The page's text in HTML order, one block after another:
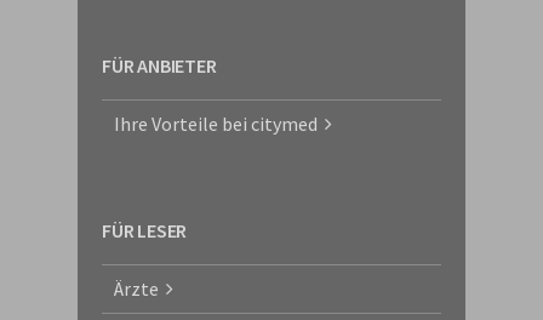
FÜR ANBIETER
Ihre Vorteile bei citymed
FÜR LESER
Ärzte